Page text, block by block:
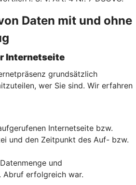
Daten mit und ohne
Internetseite
grundsätzlich
wer Sie sind. Wir erfahren
Internetseite bzw.
und den Zeitpunkt des Auf- bzw.
und
erfolgreich war.